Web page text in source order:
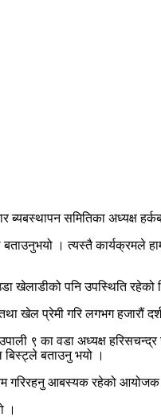
समितिका अध्यक्ष
। त्यस्तै कार्यक्रमले
खेलाडीको पनि उपस्थिति रहेको
खेल प्रेमी गरि लगभग हजारौं
९ का वडा अध्यक्ष हरिसचन्द्र
बताउनु भयो ।
गरिरहनु आबस्यक रहेको
।